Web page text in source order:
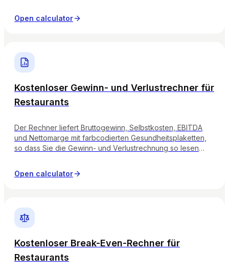
Open calculator
Kostenloser Gewinn- und Verlustrechner für
Restaurants
Der Rechner liefert Bruttogewinn, Selbstkosten, EBITDA
und Nettomarge mit farbcodierten Gesundheitsplaketten,
so dass Sie die Gewinn- und Verlustrechnung so lesen
Open calculator
Kostenloser Break-Even-Rechner für
Restaurants